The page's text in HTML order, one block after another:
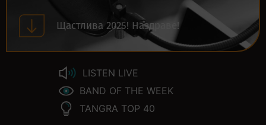
Щастлива 2025! Наздраве!
LISTEN LIVE
BAND OF THE WEEK
TANGRA TOP 40